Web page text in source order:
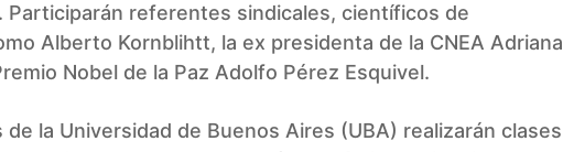
Participarán referentes sindicales, científicos de
Alberto Kornblihtt, la ex presidenta de la CNEA Adriana
Nobel de la Paz Adolfo Pérez Esquivel.
la Universidad de Buenos Aires (UBA) realizarán clases